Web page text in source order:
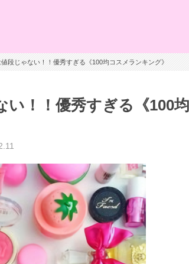
段じゃない！！優秀すぎる《100均コスメランキング》
い！！優秀すぎる《100